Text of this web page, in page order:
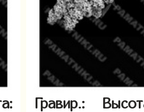
Гравир.: